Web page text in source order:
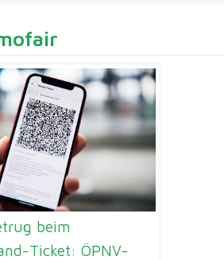
beim
Ticket: ÖPNV-